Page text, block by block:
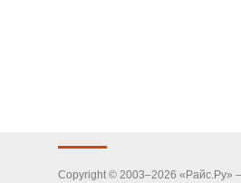
Copyright © 2003–2026 «Райс.Ру»